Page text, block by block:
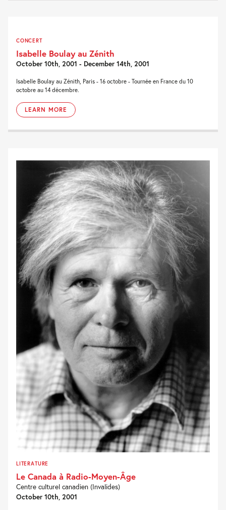
CONCERT
Isabelle Boulay au Zénith
October 10th, 2001 - December 14th, 2001
Isabelle Boulay au Zénith, Paris - 16 octobre - Tournée en France du 10
octobre au 14 décembre.
LEARN MORE
LITERATURE
Le Canada à Radio-Moyen-Âge
Centre culturel canadien (Invalides)
October 10th, 2001